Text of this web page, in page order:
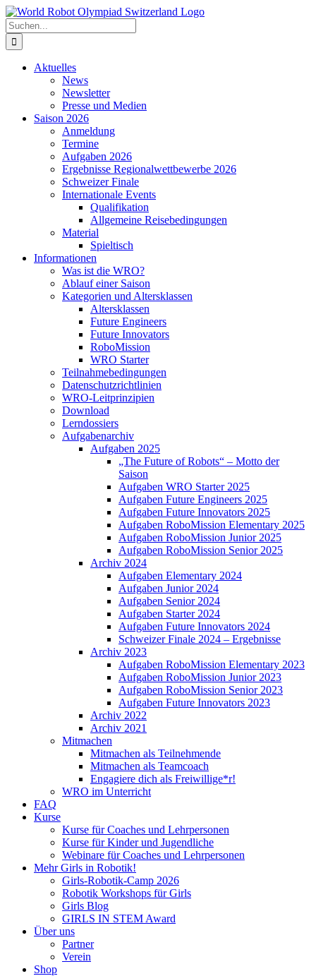
Zum
Inhalt
springen
Suche
nach:
Aktuelles
News
Newsletter
Presse und Medien
Saison 2026
Anmeldung
Termine
Aufgaben 2026
Ergebnisse Regionalwettbewerbe 2026
Schweizer Finale
Internationale Events
Qualifikation
Allgemeine Reisebedingungen
Material
Spieltisch
Informationen
Was ist die WRO?
Ablauf einer Saison
Kategorien und Altersklassen
Altersklassen
Future Engineers
Future Innovators
RoboMission
WRO Starter
Teilnahmebedingungen
Datenschutzrichtlinien
WRO-Leitprinzipien
Download
Lerndossiers
Aufgabenarchiv
Aufgaben 2025
„The Future of Robots“ – Motto der
Saison
Aufgaben WRO Starter 2025
Aufgaben Future Engineers 2025
Aufgaben Future Innovators 2025
Aufgaben RoboMission Elementary 2025
Aufgaben RoboMission Junior 2025
Aufgaben RoboMission Senior 2025
Archiv 2024
Aufgaben Elementary 2024
Aufgaben Junior 2024
Aufgaben Senior 2024
Aufgaben Starter 2024
Aufgaben Future Innovators 2024
Schweizer Finale 2024 – Ergebnisse
Archiv 2023
Aufgaben RoboMission Elementary 2023
Aufgaben RoboMission Junior 2023
Aufgaben RoboMission Senior 2023
Aufgaben Future Innovators 2023
Archiv 2022
Archiv 2021
Mitmachen
Mitmachen als Teilnehmende
Mitmachen als Teamcoach
Engagiere dich als Freiwillige*r!
WRO im Unterricht
FAQ
Kurse
Kurse für Coaches und Lehrpersonen
Kurse für Kinder und Jugendliche
Webinare für Coaches und Lehrpersonen
Mehr Girls in Robotik!
Girls-Robotik-Camp 2026
Robotik Workshops für Girls
Girls Blog
GIRLS IN STEM Award
Über uns
Partner
Verein
Shop